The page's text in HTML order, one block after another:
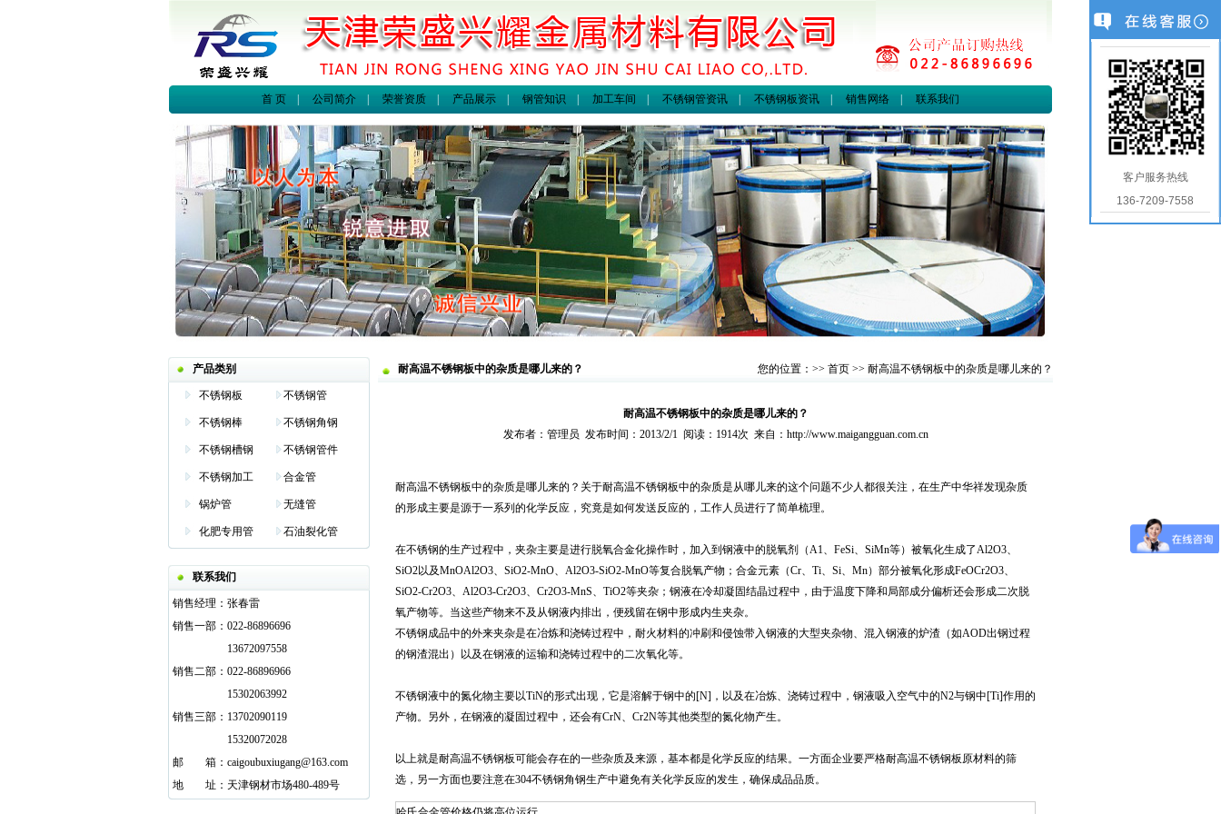
首 页| 公司简介| 荣誉资质| 产品展示| 钢管知识 加工车间 不锈钢管资讯| 不锈钢板资讯| 销售网络| 联系我们
产品类别
不锈钢板 不锈钢管
不锈钢棒 不锈钢角钢
不锈钢槽钢 不锈钢管件
不锈钢加工 合金管
锅炉管 无缝管
化肥专用管 石油裂化管
联系我们
销售经理： 张春雷
销售一部： 022-86896696
13672097558
销售二部： 022-86896966
15302063992
销售三部： 13702090119
15320072028
邮
箱： caigoubuxiugang@163.com
地
址： 天津钢材市场480-489号
耐高温不锈钢板中的杂质是哪儿来的？ 您的位置：>> 首页 >> 耐高温不锈钢板中的杂质是哪儿来的？
耐高温不锈钢板中的杂质是哪儿来的？
发布者：管理员 发布时间：2013/2/1 阅读：1914次 来自：http://www.maigangguan.com.cn
耐高温不锈钢板中的杂质是哪儿来的？关于耐高温不锈钢板中的杂质是从哪儿来的这个问题不少人都很关注，在生产中华祥发现杂质
的形成主要是源于一系列的化学反应，究竟是如何发送反应的，工作人员进行了简单梳理。
在不锈钢的生产过程中，夹杂主要是进行脱氧合金化操作时，加入到钢液中的脱氧剂（A1、FeSi、SiMn等）被氧化生成了Al2O3、
SiO2以及MnOAl2O3、SiO2-MnO、Al2O3-SiO2-MnO等复合脱氧产物；合金元素（Cr、Ti、Si、Mn）部分被氧化形成FeOCr2O3、
SiO2-Cr2O3、Al2O3-Cr2O3、Cr2O3-MnS、TiO2等夹杂；钢液在冷却凝固结晶过程中，由于温度下降和局部成分偏析还会形成二次脱
氧产物等。当这些产物来不及从钢液内排出，便残留在钢中形成内生夹杂。
不锈钢成品中的外来夹杂是在冶炼和浇铸过程中，耐火材料的冲刷和侵蚀带入钢液的大型夹杂物、混入钢液的炉渣（如AOD出钢过程
的钢渣混出）以及在钢液的运输和浇铸过程中的二次氧化等。
不锈钢液中的氮化物主要以TiN的形式出现，它是溶解于钢中的[N]，以及在冶炼、浇铸过程中，钢液吸入空气中的N2与钢中[Ti]作用的
产物。另外，在钢液的凝固过程中，还会有CrN、Cr2N等其他类型的氮化物产生。
以上就是耐高温不锈钢板可能会存在的一些杂质及来源，基本都是化学反应的结果。一方面企业要严格耐高温不锈钢板原材料的筛
选，另一方面也要注意在304不锈钢角钢生产中避免有关化学反应的发生，确保成品品质。
客户服务热线
136-7209-7558